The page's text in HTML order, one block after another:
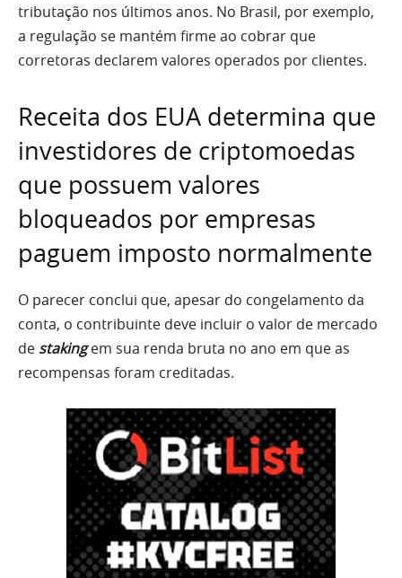
tributação nos últimos anos. No Brasil, por exemplo,
a regulação se mantém firme ao cobrar que
corretoras declarem valores operados por clientes.
Receita dos EUA determina que
investidores de criptomoedas
que possuem valores
bloqueados por empresas
paguem imposto normalmente
O parecer conclui que, apesar do congelamento da
conta, o contribuinte deve incluir o valor de mercado
de staking em sua renda bruta no ano em que as
recompensas foram creditadas.